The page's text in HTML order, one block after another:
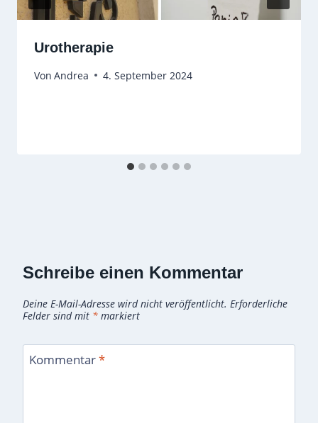
Urotherapie
Von Andrea 4. September 2024
Schreibe einen Kommentar
Deine E-Mail-Adresse wird nicht veröffentlicht. Erforderliche
Felder sind mit * markiert
Kommentar*